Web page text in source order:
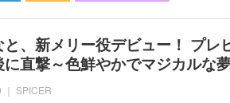
、新メリー役デビュー！ プレ
に直撃～色鮮やかでマジカルな
｜ SPICER